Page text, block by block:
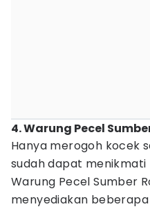
4. Warung Pecel
Hanya merogoh kocek
sudah dapat menikmati
Warung Pecel Sumber
menyediakan